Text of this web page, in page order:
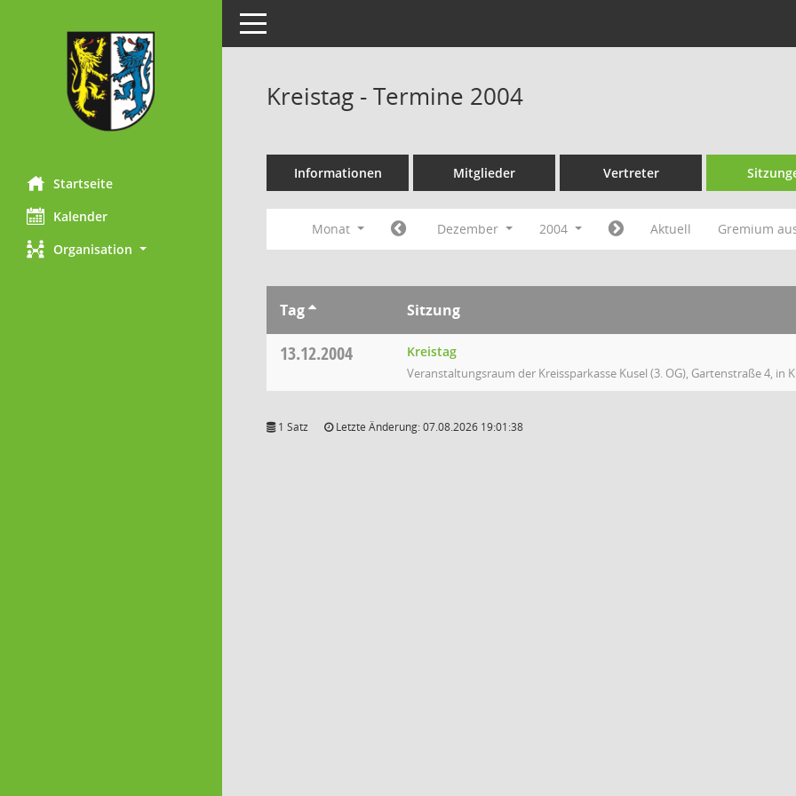
Startseite
Kalender
Organisation
Toggle navigation
Kreistag - Termine 2004
Informationen Mitglieder Vertreter
Monat Dezember 2004 Aktuell Gremium
Tag Sitzung
13.12.2004 Kreistag
Veranstaltungsraum der Kreissparkasse Kusel (3. OG), Gartenstraße 4, in
1 Satz Letzte Änderung: 07.08.2026 19:01:38